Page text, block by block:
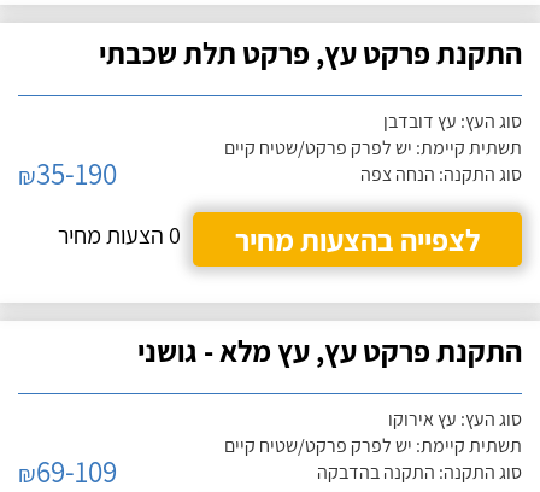
התקנת פרקט עץ, פרקט תלת שכבתי
סוג העץ: עץ דובדבן
תשתית קיימת: יש לפרק פרקט/שטיח קיים
סוג התקנה: הנחה צפה
₪35-190
לצפייה בהצעות מחיר
0 הצעות מחיר
התקנת פרקט עץ, עץ מלא - גושני
סוג העץ: עץ אירוקו
תשתית קיימת: יש לפרק פרקט/שטיח קיים
סוג התקנה: התקנה בהדבקה
₪69-109